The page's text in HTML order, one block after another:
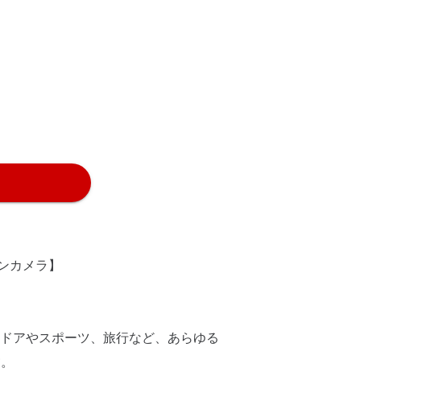
メラ】
アやスポーツ、旅行など、あらゆる